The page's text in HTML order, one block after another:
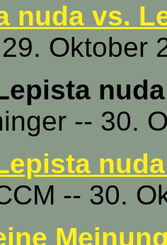
nuda vs.
Oktober
-- 30.
-- 30.